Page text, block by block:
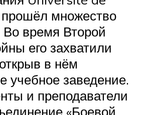
множество
время Второй
его захватили
в нём
учебное заведение.
и преподаватели
«Боевой